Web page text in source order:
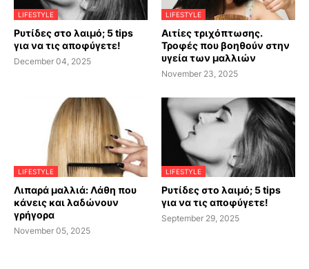
LIFESTYLE
Ρυτίδες στο λαιμό; 5 tips
για να τις αποφύγετε!
December 04, 2025
LIFESTYLE
Αιτίες τριχόπτωσης.
Τροφές που βοηθούν στην
υγεία των μαλλιών
November 23, 2025
LIFESTYLE
Λιπαρά μαλλιά: Λάθη που
κάνεις και λαδώνουν
γρήγορα
November 05, 2025
LIFESTYLE
Ρυτίδες στο λαιμό; 5 tips
για να τις αποφύγετε!
September 29, 2025